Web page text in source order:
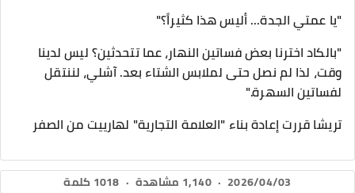
​"يا عمتي الجدة... أليس هذا كثيراً؟"
"بالكاد اخترنا بعض فساتين النهار، عما تتحدثين؟ ليس لدينا
وقت، لذا لم نصل حتى لملابس الشتاء بعد. آشلي، لننتقل
لفساتين السهرة."
​تريشا قررت إعادة بناء "العلامة التجارية" لهارييت من الصفر
2026/04/03
· 1,140 مشاهدة · 1018 كلمة